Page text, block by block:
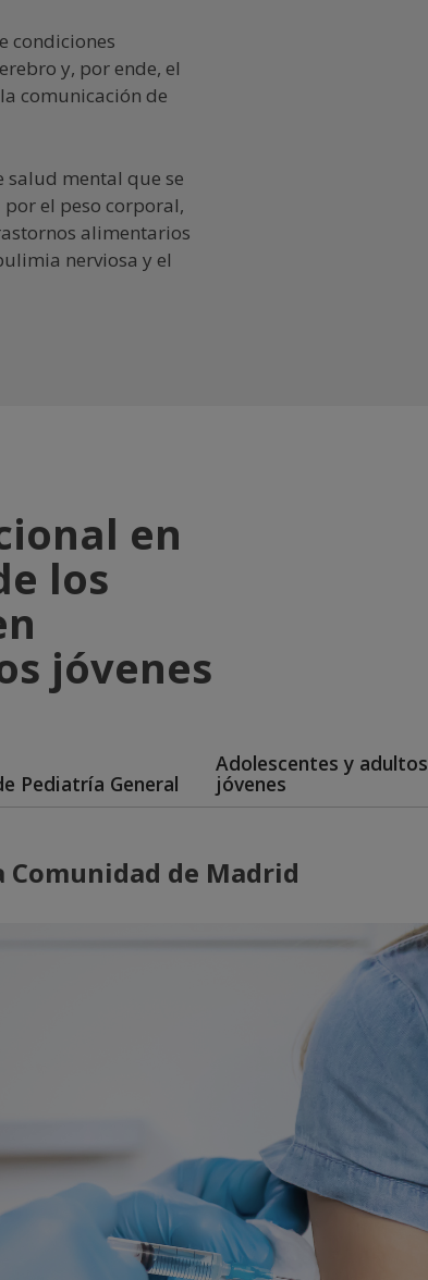
condiciones
y, por ende, el
comunicación de
salud mental que se
el peso corporal,
alimentarios
nerviosa y el
en
los
jóvenes
Pediatría General
Adolescentes y adultos
jóvenes
Comunidad de Madrid